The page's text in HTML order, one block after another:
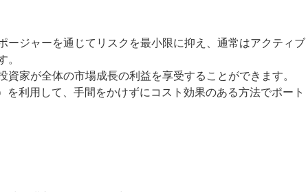
ージャーを通じてリスクを最小限に抑え、通常はアクティブ
。
家が全体の市場成長の利益を享受することができます。
を利用して、手間をかけずにコスト効果のある方法でポート